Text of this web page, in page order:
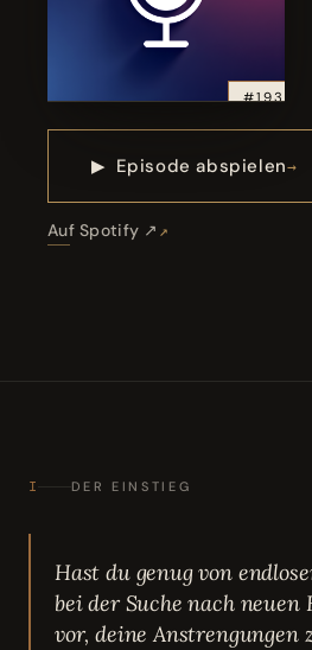
#193
▶ Episode abspielen
Auf Spotify ↗
I DER EINSTIEG
Hast du genug von
bei der Suche nach neuen
vor, deine Anstrengungen